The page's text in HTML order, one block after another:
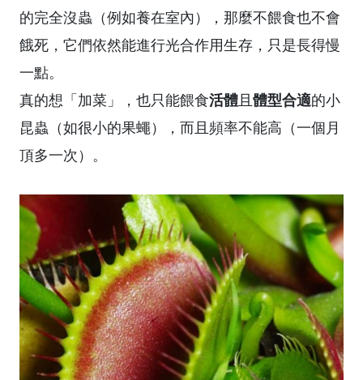
的完全沒蟲（例如養在室內），那麼不餵食也不會
餓死，它們依然能進行光合作用生存，只是長得慢
一點。
真的想「加菜」，也只能餵食活體且體型合適的小
昆蟲（如很小的果蠅），而且頻率不能高（一個月
頂多一次）。